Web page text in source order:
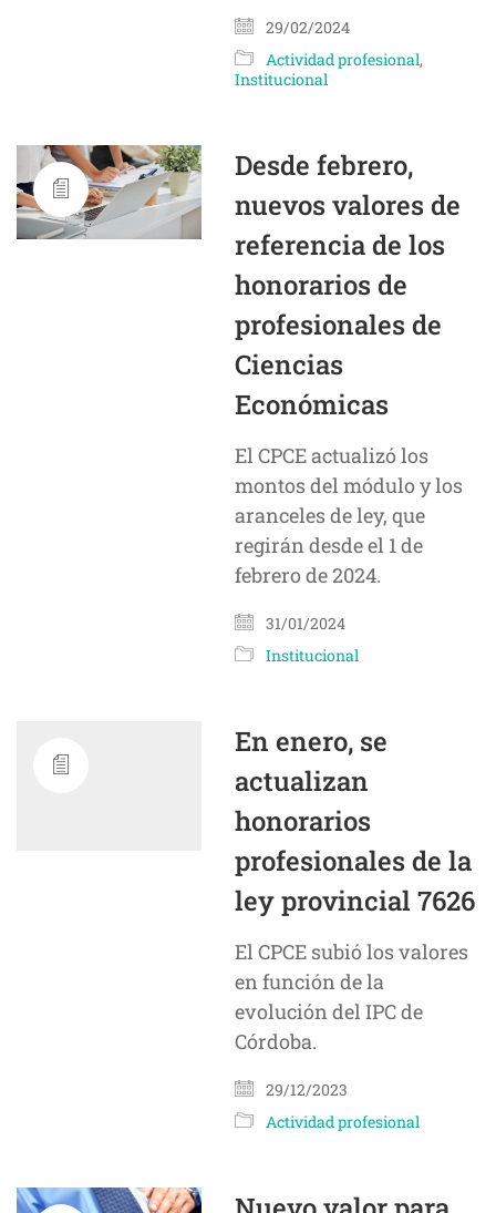
29/02/2024
Actividad profesional,
Institucional
Desde febrero,
nuevos valores de
referencia de los
honorarios de
profesionales de
Ciencias
Económicas
El CPCE actualizó los
montos del módulo y los
aranceles de ley, que
regirán desde el 1 de
febrero de 2024.
31/01/2024
Institucional
En enero, se
actualizan
honorarios
profesionales de la
ley provincial 7626
El CPCE subió los valores
en función de la
evolución del IPC de
Córdoba.
29/12/2023
Actividad profesional